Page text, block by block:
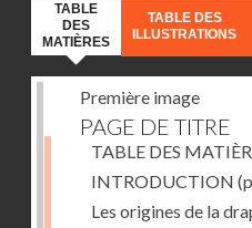
TABLE
DES
MATIÈRES
TABLE DES
ILLUSTRATIONS
Première image
PAGE DE TITRE
TABLE DES
INTRODUCTION
Les origines de la